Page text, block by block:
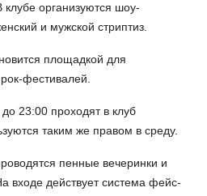
клубе организуются шоу-
и мужской стриптиз.
площадкой для
фестивалей.
23:00 проходят в клуб
таким же правом в среду.
пенные вечеринки и
входе действует система фейс-